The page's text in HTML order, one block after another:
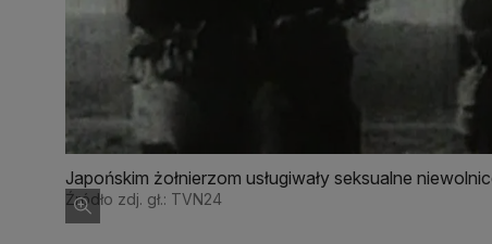
Japońskim żołnierzom usługiwały seksualne
Źródło zdj. gł.: TVN24